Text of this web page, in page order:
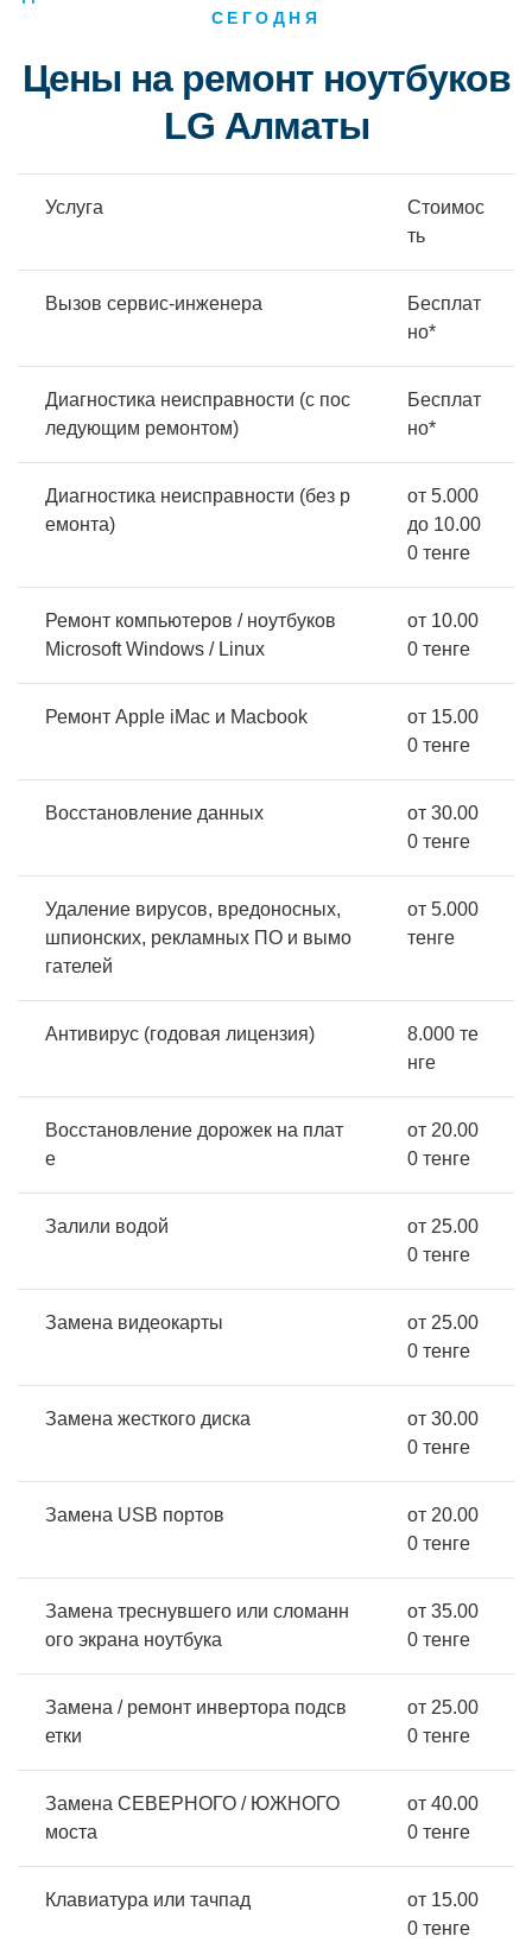
СЕГОДНЯ
Цены на ремонт ноутбуков
LG Алматы
Услуга
Стоимос
ть
Вызов сервис-инженера
Бесплат
но*
Диагностика неисправности (с пос
ледующим ремонтом)
Бесплат
но*
Диагностика неисправности (без р
емонта)
от 5.000
до 10.00
0 тенге
Ремонт компьютеров / ноутбуков
Microsoft Windows / Linux
от 10.00
0 тенге
Ремонт Apple iMac и Macbook
от 15.00
0 тенге
Восстановление данных
от 30.00
0 тенге
Удаление вирусов, вредоносных,
шпионских, рекламных ПО и вымо
гателей
от 5.000
тенге
Антивирус (годовая лицензия)
8.000 те
нге
Восстановление дорожек на плат
е
от 20.00
0 тенге
Залили водой
от 25.00
0 тенге
Замена видеокарты
от 25.00
0 тенге
Замена жесткого диска
от 30.00
0 тенге
Замена USB портов
от 20.00
0 тенге
Замена треснувшего или сломанн
ого экрана ноутбука
от 35.00
0 тенге
Замена / ремонт инвертора подсв
етки
от 25.00
0 тенге
Замена СЕВЕРНОГО / ЮЖНОГО
моста
от 40.00
0 тенге
Клавиатура или тачпад
от 15.00
0 тенге